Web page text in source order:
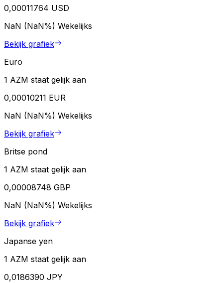
0,00011764 USD
NaN (NaN%) Wekelijks
Bekijk grafiek
Euro
1 AZM staat gelijk aan
0,00010211 EUR
NaN (NaN%) Wekelijks
Bekijk grafiek
Britse pond
1 AZM staat gelijk aan
0,00008748 GBP
NaN (NaN%) Wekelijks
Bekijk grafiek
Japanse yen
1 AZM staat gelijk aan
0,0186390 JPY